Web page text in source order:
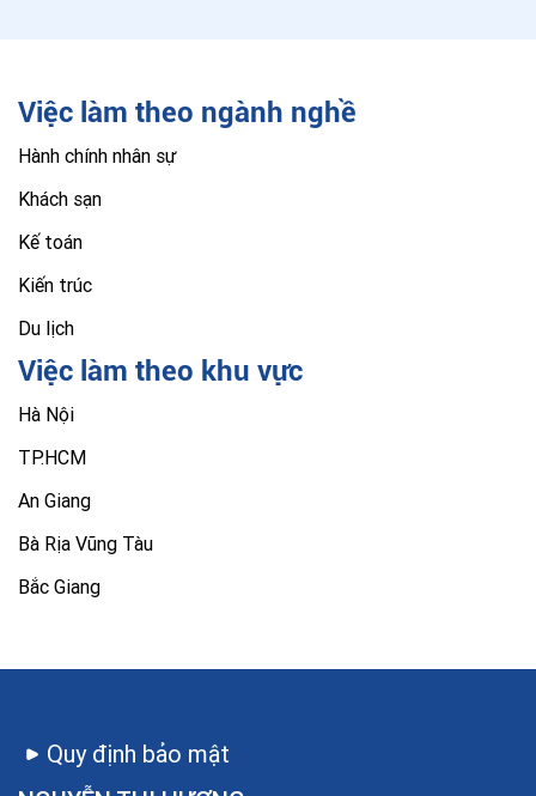
Việc làm theo ngành nghề
Hành chính nhân sự
Khách sạn
Kế toán
Kiến trúc
Du lịch
Việc làm theo khu vực
Hà Nội
TP.HCM
An Giang
Bà Rịa Vũng Tàu
Bắc Giang
Quy định bảo mật